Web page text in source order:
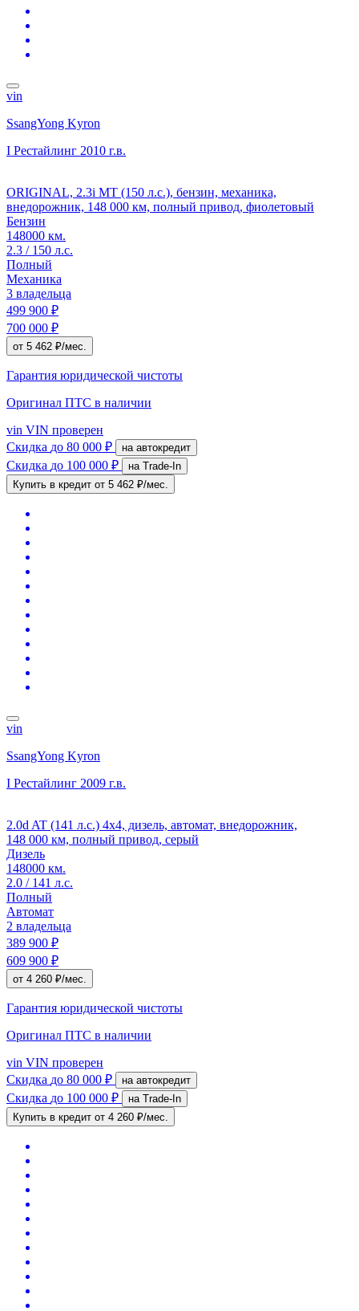
vin
SsangYong Kyron
I Рестайлинг 2010 г.в.
ORIGINAL, 2.3i MT (150 л.с.), бензин, механика,
внедорожник, 148 000 км, полный привод, фиолетовый
Бензин
148000 км.
2.3 / 150 л.с.
Полный
Механика
3 владельца
499 900 ₽
700 000 ₽
от 5 462 ₽/мес.
Гарантия юридической чистоты
Оригинал ПТС в наличии
vin VIN проверен
Скидка до 80 000 ₽ на автокредит
Скидка до 100 000 ₽
на Trade-In
Купить в кредит от 5 462 ₽/мес.
vin
SsangYong Kyron
I Рестайлинг 2009 г.в.
2.0d AT (141 л.с.) 4x4, дизель, автомат, внедорожник,
148 000 км, полный привод, серый
Дизель
148000 км.
2.0 / 141 л.с.
Полный
Автомат
2 владельца
389 900 ₽
609 900 ₽
от 4 260 ₽/мес.
Гарантия юридической чистоты
Оригинал ПТС в наличии
vin VIN проверен
Скидка до 80 000 ₽ на автокредит
Скидка до 100 000 ₽
на Trade-In
Купить в кредит от 4 260 ₽/мес.